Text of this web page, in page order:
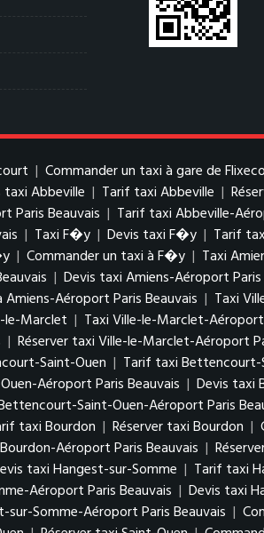
| Commander un taxi à gare de
taxi Abbeville | Tarif taxi Abbeville |
Paris Beauvais | Tarif taxi Abbeville-
| Taxi F�y | Devis taxi F�y | Tarif
| Commander un taxi à F�y | Taxi
| Devis taxi Amiens-Aéroport Paris
Aéroport Paris Beauvais | Taxi
le-Marclet | Taxi Ville-le-Marclet-
| Réserver taxi Ville-le-Marclet-Aéroport
Saint-Ouen | Tarif taxi Bettencourt-
Aéroport Paris Beauvais | Devis taxi
Saint-Ouen-Aéroport Paris
taxi Bourdon | Réserver taxi Bourdon |
Aéroport Paris Beauvais |
taxi Hangest-sur-Somme | Tarif taxi
Aéroport Paris Beauvais | Devis taxi
sur-Somme-Aéroport Paris Beauvais |